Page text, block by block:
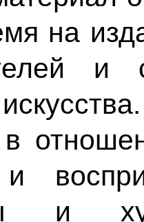
на
и
в
и
и